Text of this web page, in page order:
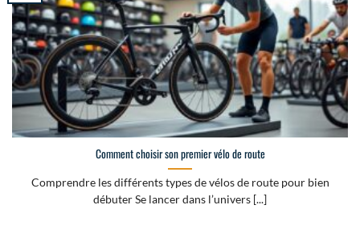
Comment choisir son premier vélo de route
Comprendre les différents types de vélos de route pour bien
débuter Se lancer dans l’univers [...]